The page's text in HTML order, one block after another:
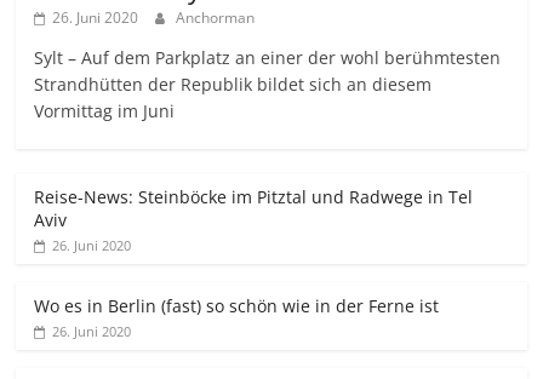
26. Juni 2020 Anchorman
Sylt – Auf dem Parkplatz an einer der wohl berühmtesten
Strandhütten der Republik bildet sich an diesem
Vormittag im Juni
Reise-News: Steinböcke im Pitztal und Radwege in Tel
Aviv
26. Juni 2020
Wo es in Berlin (fast) so schön wie in der Ferne ist
26. Juni 2020